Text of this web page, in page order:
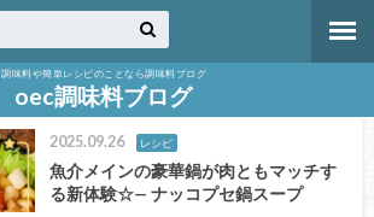
調味料や簡単レシピのことなら調味料ブログ
oec調味料ブログ
2025.09.26 レシピ
魚介メインの豪華鍋が肉ともマッチす
る新体験☆— ナッコプセ鍋スープ